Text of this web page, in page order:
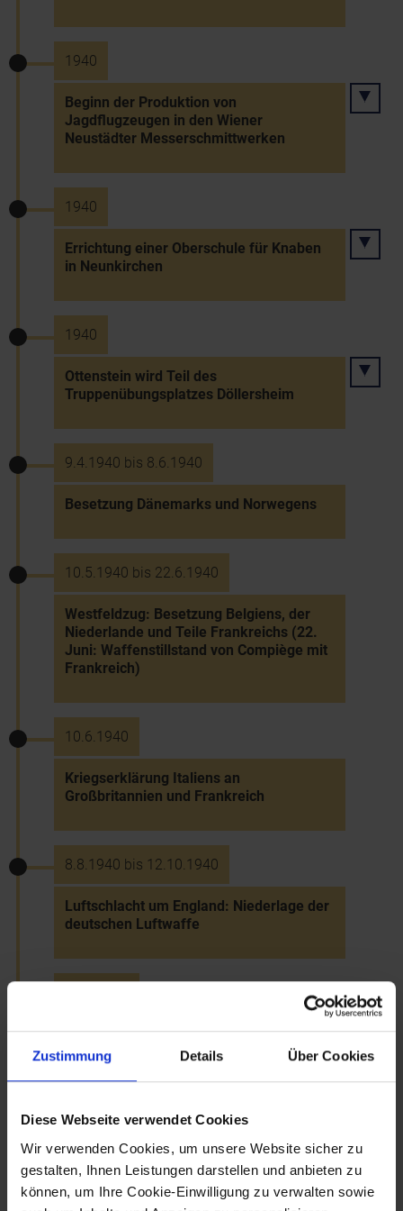
Zustimmung Details Über Cookies
Diese Webseite verwendet Cookies
Wir verwenden Cookies, um unsere Website sicher zu
gestalten, Ihnen Leistungen darstellen und anbieten zu
können, um Ihre Cookie-Einwilligung zu verwalten sowie
1940
Beginn der Produktion von
Jagdflugzeugen in den Wiener
Neustädter Messerschmittwerken
1940
Errichtung einer Oberschule für Knaben
in Neunkirchen
1940
Ottenstein wird Teil des
Truppenübungsplatzes Döllersheim
9.4.1940 bis 8.6.1940
Besetzung Dänemarks und Norwegens
10.5.1940 bis 22.6.1940
Westfeldzug: Besetzung Belgiens, der
Niederlande und Teile Frankreichs (22.
Juni: Waffenstillstand von Compiège mit
Frankreich)
10.6.1940
Kriegserklärung Italiens an
Großbritannien und Frankreich
8.8.1940 bis 12.10.1940
Luftschlacht um England: Niederlage der
deutschen Luftwaffe
Dreimächtepakt zw. Deutschland, Italien
und Japan
1941
Eröffnung einer
Kartoffelverwertungsfabrik in Gmünd